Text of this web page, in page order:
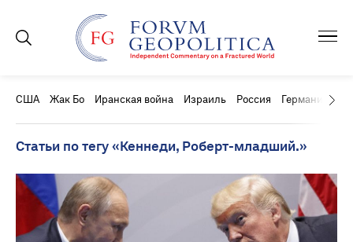
США Жак Бо Иранская война Израиль Россия Германия
Статьи по тегу «Кеннеди, Роберт-младший.»